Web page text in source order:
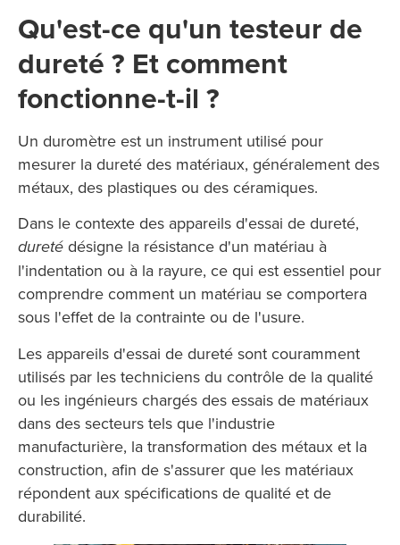
Qu'est-ce qu'un testeur de
dureté ? Et comment
fonctionne-t-il ?
Un duromètre est un instrument utilisé pour
mesurer la dureté des matériaux, généralement des
métaux, des plastiques ou des céramiques.
Dans le contexte des appareils d'essai de dureté,
dureté désigne la résistance d'un matériau à
l'indentation ou à la rayure, ce qui est essentiel pour
comprendre comment un matériau se comportera
sous l'effet de la contrainte ou de l'usure.
Les appareils d'essai de dureté sont couramment
utilisés par les techniciens du contrôle de la qualité
ou les ingénieurs chargés des essais de matériaux
dans des secteurs tels que l'industrie
manufacturière, la transformation des métaux et la
construction, afin de s'assurer que les matériaux
répondent aux spécifications de qualité et de
durabilité.